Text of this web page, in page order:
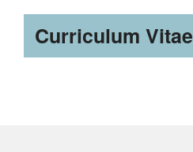
Curriculum Vitae